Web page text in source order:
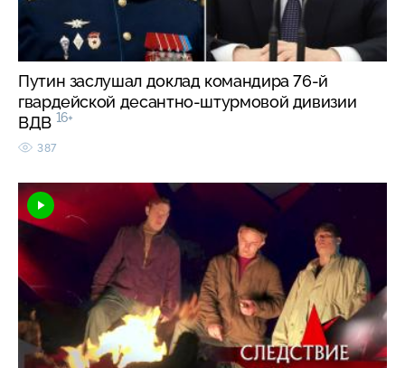
Путин заслушал доклад командира 76-й
гвардейской десантно-штурмовой дивизии
ВДВ 16+
387